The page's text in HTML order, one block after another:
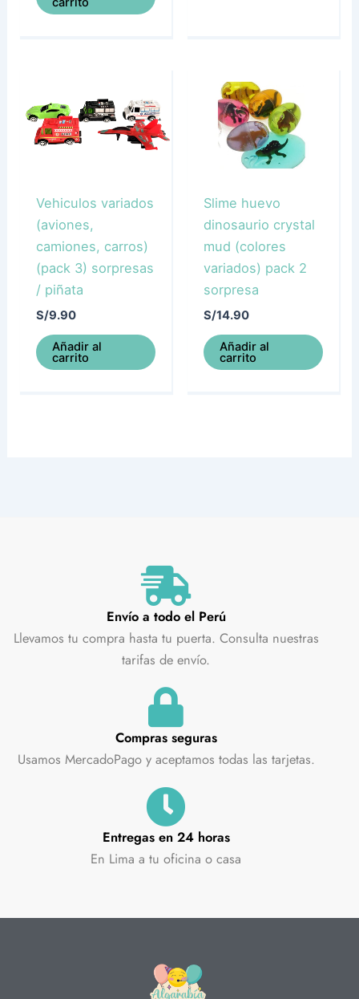
Vehiculos variados
(aviones,
camiones, carros)
(pack 3) sorpresas
/ piñata
S/9.90
Añadir al
carrito
Slime huevo
dinosaurio crystal
mud (colores
variados) pack 2
sorpresa
S/14.90
Añadir al
carrito
Envío a todo el Perú
Llevamos tu compra hasta tu puerta. Consulta nuestras
tarifas de envío.
Compras seguras
Usamos MercadoPago y aceptamos todas las tarjetas.
Entregas en 24 horas
En Lima a tu oficina o casa